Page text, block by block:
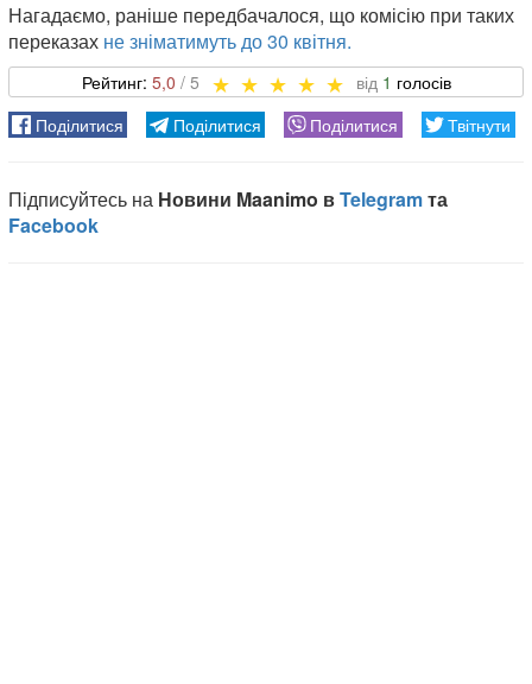
Нагадаємо, раніше передбачалося, що комісію при таких
переказах не зніматимуть до 30 квітня.
5,0 1